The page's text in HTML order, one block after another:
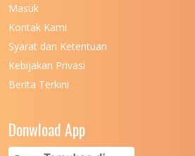
UNIVERSITAS NEGERI MANADO
UNIVERSITAS NEGERI MEDAN
UNIVERSITAS NEGERI PADANG
UNIVERSITAS NUSA CENDANA
Masuk
Kontak Kami
Syarat dan Ketentuan
Kebijakan Privasi
Berita Terkini
Donwload App